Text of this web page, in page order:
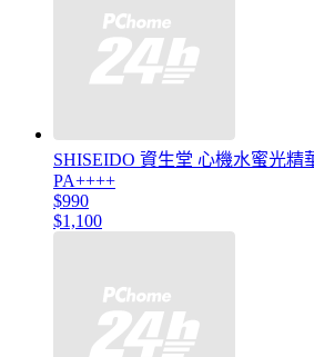
SHISEIDO 資生堂 心機水蜜光精
PA++++
$990
$1,100